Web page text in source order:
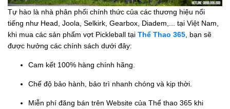
Tự hào là nhà phân phối chính thức của các thương hiệu nổi
tiếng như Head, Joola, Selkirk, Gearbox, Diadem,... tại Việt Nam,
khi mua các sản phẩm vợt Pickleball tại Thể Thao 365 , bạn sẽ
được hưởng các chính sách dưới đây:
Cam kết 100% hàng chính hãng.
Chế độ bảo hành, bảo trì nhanh chóng và kịp thời.
Miễn phí đăng bán trên Website của Thể thao 365 khi